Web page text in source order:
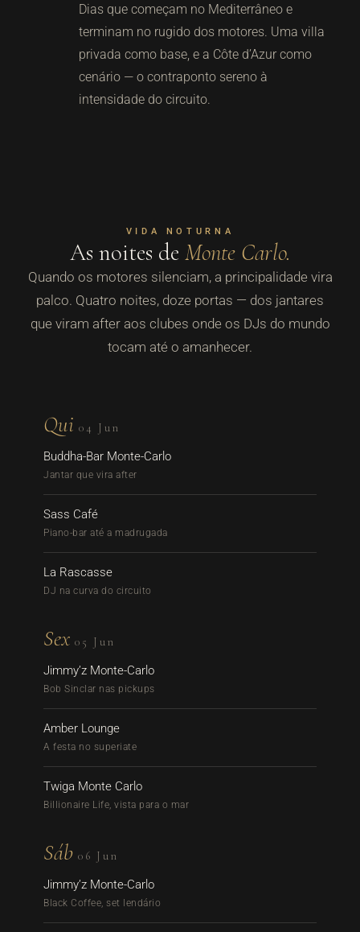
Dias que começam no Mediterrâneo e
terminam no rugido dos motores. Uma villa
privada como base, e a Côte d’Azur como
cenário — o contraponto sereno à
intensidade do circuito.
VIDA NOTURNA
As noites de Monte Carlo.
Quando os motores silenciam, a principalidade vira
palco. Quatro noites, doze portas — dos jantares
que viram after aos clubes onde os DJs do mundo
tocam até o amanhecer.
Qui 04 Jun
Buddha-Bar Monte-Carlo
Jantar que vira after
Sass Café
Piano-bar até a madrugada
La Rascasse
DJ na curva do circuito
Sex 05 Jun
Jimmy’z Monte-Carlo
Bob Sinclar nas pickups
Amber Lounge
A festa no superiate
Twiga Monte Carlo
Billionaire Life, vista para o mar
Sáb 06 Jun
Jimmy’z Monte-Carlo
Black Coffee, set lendário